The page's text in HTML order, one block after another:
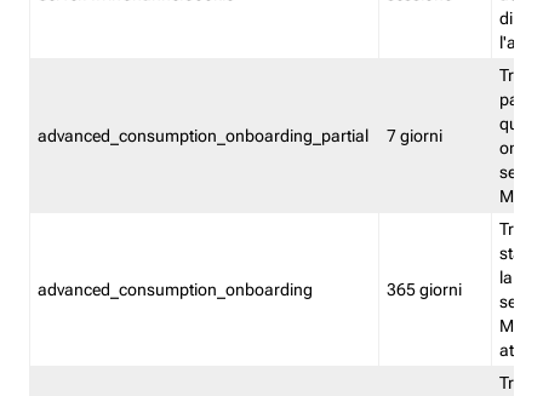
advanced_consumption_onboarding_partial 7 giorni
advanced_consumption_onboarding 365 giorni
stata
la